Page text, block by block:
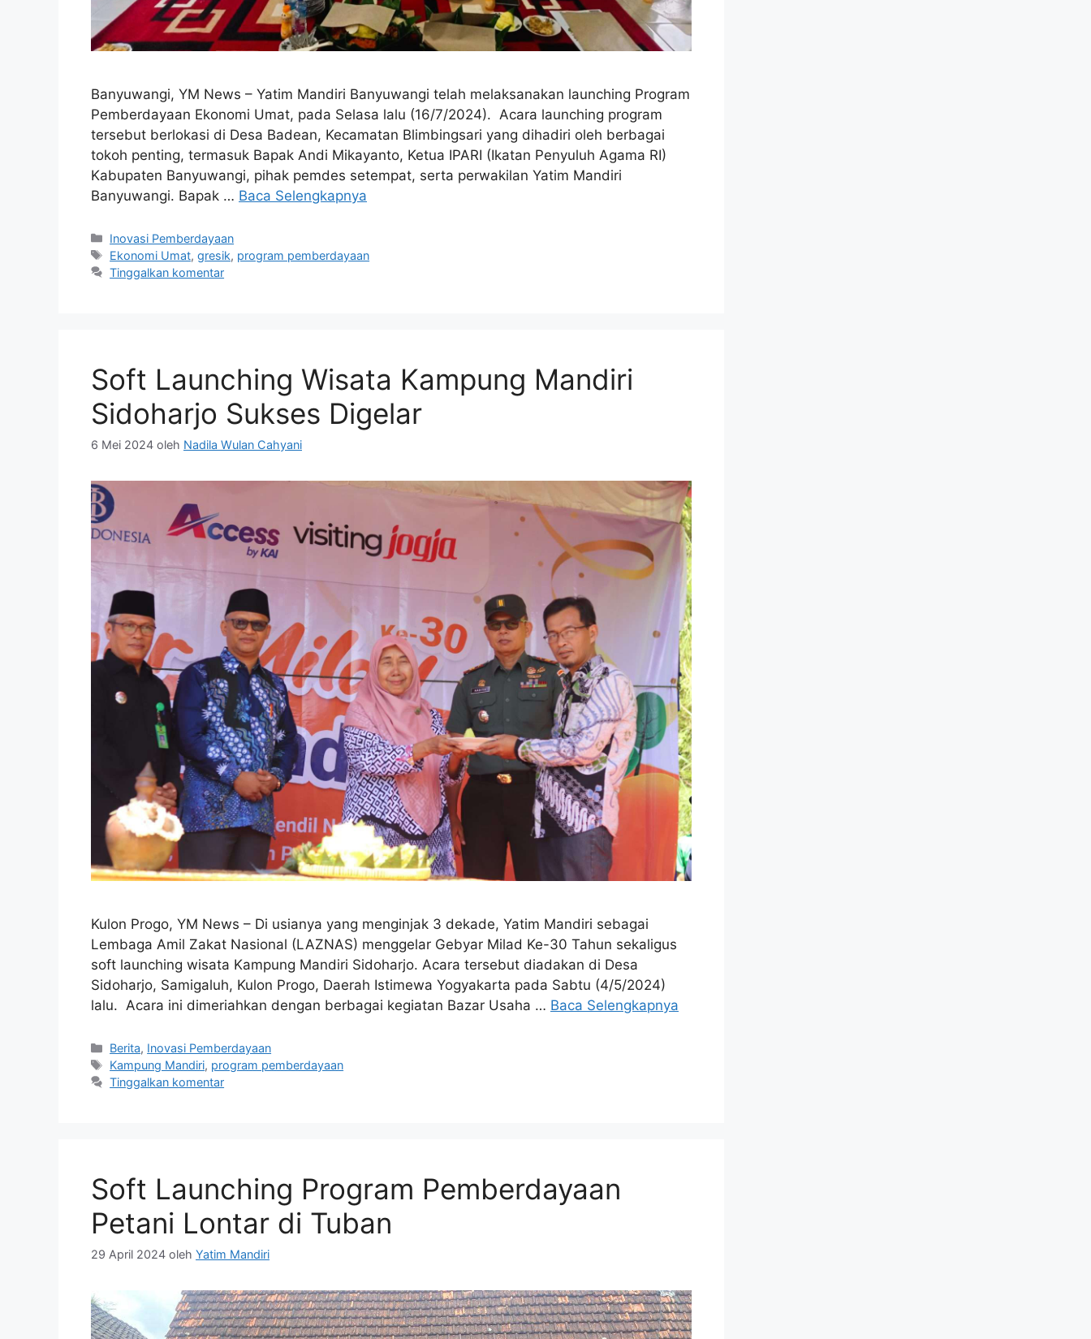
Banyuwangi, YM News – Yatim Mandiri Banyuwangi telah melaksanakan launching Program
Pemberdayaan Ekonomi Umat, pada Selasa lalu (16/7/2024). Acara launching program
tersebut berlokasi di Desa Badean, Kecamatan Blimbingsari yang dihadiri oleh berbagai
tokoh penting, termasuk Bapak Andi Mikayanto, Ketua IPARI (Ikatan Penyuluh Agama RI)
Kabupaten Banyuwangi, pihak pemdes setempat, serta perwakilan Yatim Mandiri
Banyuwangi. Bapak … Baca Selengkapnya
Inovasi Pemberdayaan
Ekonomi Umat,gresik, program pemberdayaan
Tinggalkan komentar
Soft Launching Wisata Kampung Mandiri
Sidoharjo Sukses Digelar
6 Mei 2024 oleh Nadila Wulan Cahyani
Kulon Progo, YM News – Di usianya yang menginjak 3 dekade, Yatim Mandiri sebagai
Lembaga Amil Zakat Nasional (LAZNAS) menggelar Gebyar Milad Ke-30 Tahun sekaligus
soft launching wisata Kampung Mandiri Sidoharjo. Acara tersebut diadakan di Desa
Sidoharjo, Samigaluh, Kulon Progo, Daerah Istimewa Yogyakarta pada Sabtu (4/5/2024)
lalu. Acara ini dimeriahkan dengan berbagai kegiatan Bazar Usaha … Baca Selengkapnya
Berita, Inovasi Pemberdayaan
Kampung Mandiri, program pemberdayaan
Tinggalkan komentar
Soft Launching Program Pemberdayaan
Petani Lontar di Tuban
29 April 2024 oleh Yatim Mandiri